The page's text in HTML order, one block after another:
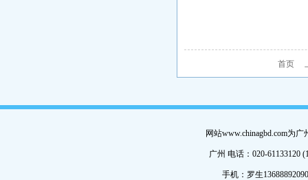
首页
网站www.chinagbd.com为
广州 电话：020-61133120
手机：罗生